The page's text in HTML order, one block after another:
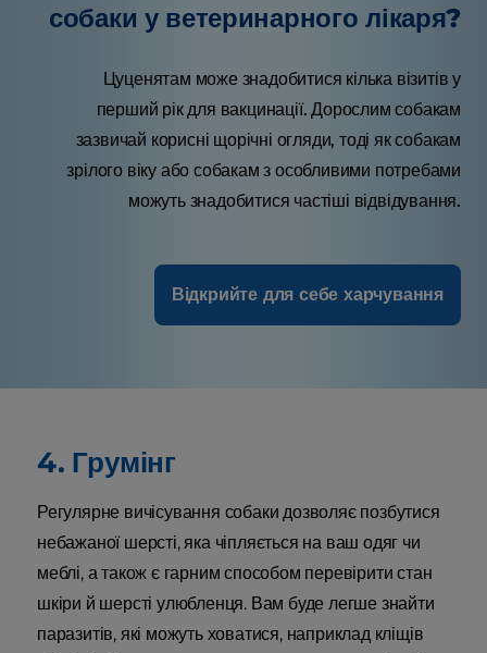
собаки у ветеринарного лікаря?
Цуценятам може знадобитися кілька візитів у
перший рік для вакцинації. Дорослим собакам
зазвичай корисні щорічні огляди, тоді як собакам
зрілого віку або собакам з особливими потребами
можуть знадобитися частіші відвідування.
Відкрийте для себе харчування
4. Грумінг
Регулярне вичісування собаки дозволяє позбутися
небажаної шерсті, яка чіпляється на ваш одяг чи
меблі, а також є гарним способом перевірити стан
шкіри й шерсті улюбленця. Вам буде легше знайти
паразитів, які можуть ховатися, наприклад кліщів